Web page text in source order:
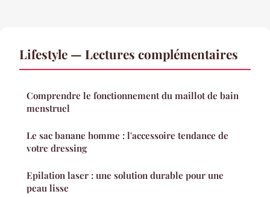
Lifestyle — Lectures complémentaires
Comprendre le fonctionnement du maillot de bain
menstruel
Le sac banane homme : l'accessoire tendance de
votre dressing
Epilation laser : une solution durable pour une
peau lisse